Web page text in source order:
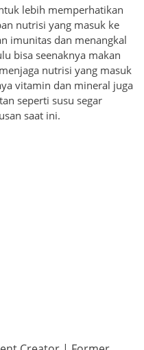
lebih memperhatikan
nutrisi yang masuk ke
imunitas dan menangkal
bisa seenaknya makan
nutrisi yang masuk
vitamin dan mineral juga
seperti susu segar
saat ini.